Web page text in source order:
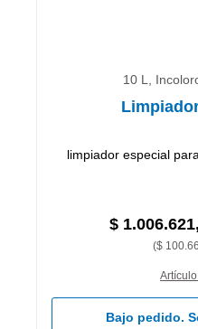
10 L,
limpiador especial
$
($
Bajo pedido.